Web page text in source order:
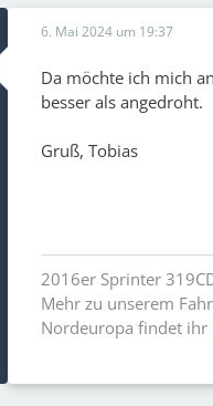
6. Mai 2024 um 19:37
Da möchte ich mich
besser als angedroht.
Gruß, Tobias
2016er Sprinter
Mehr zu unserem
Nordeuropa findet ihr